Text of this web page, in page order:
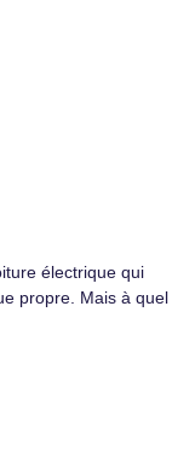
électrique qui
propre. Mais à quel